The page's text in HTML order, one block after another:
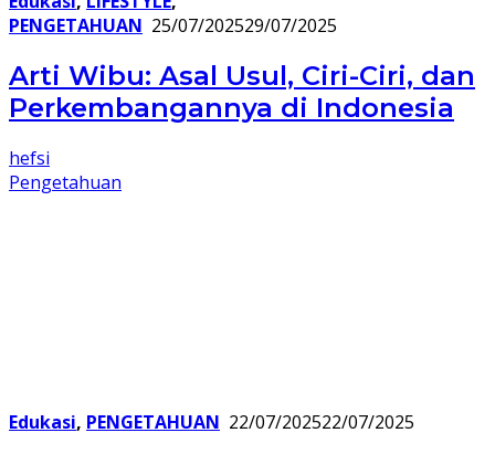
PENGETAHUAN 25/07/202529/07/2025
Arti Wibu: Asal Usul, Ciri-Ciri, dan
Perkembangannya di Indonesia
hefsi
Pengetahuan
Edukasi, PENGETAHUAN 22/07/202522/07/2025